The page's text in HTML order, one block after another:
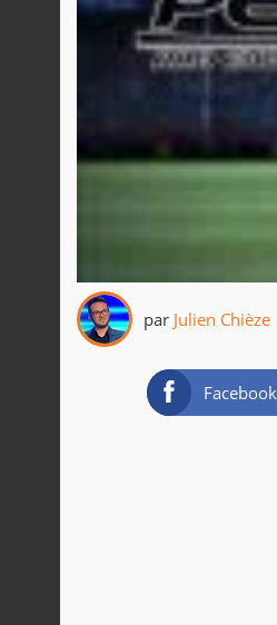
par Julien Chièze
Facebook